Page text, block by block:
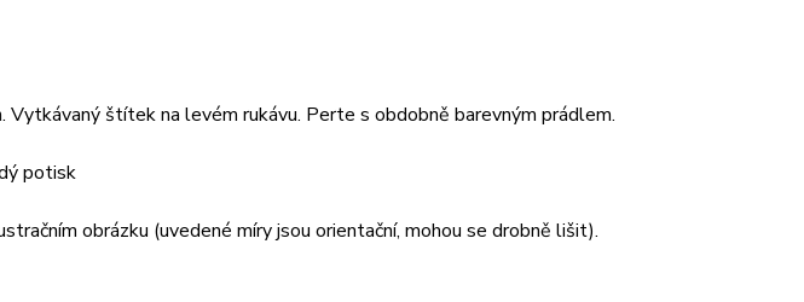
Vytkávaný štítek na levém rukávu. Perte s obdobně barevným prádlem.
potisk
obrázku (uvedené míry jsou orientační, mohou se drobně lišit).